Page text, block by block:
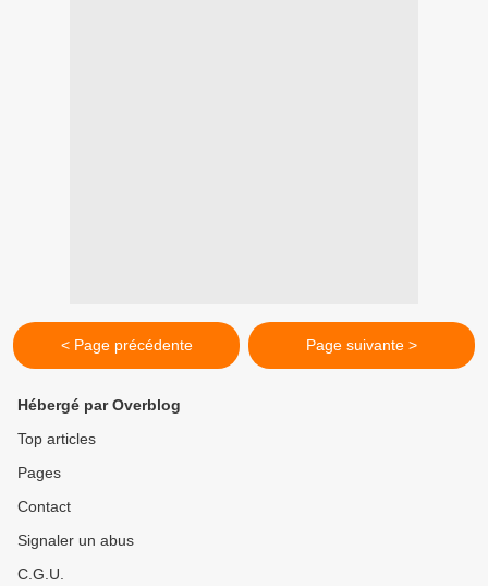
< Page précédente Page suivante >
Hébergé par Overblog
Top articles
Pages
Contact
Signaler un abus
C.G.U.